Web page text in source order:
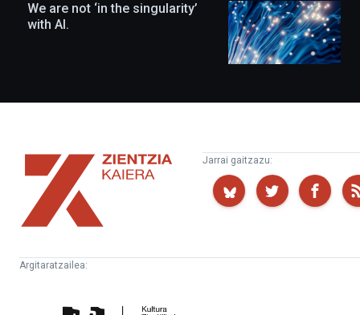
We are not ‘in the singularity’
with AI.
Zientzia
Kaiera
Jarrai gaitzazu:
Argitaratzailea:
Zientifikoko